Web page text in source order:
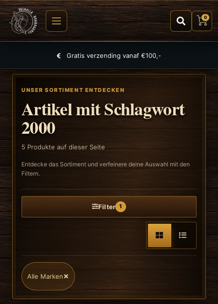
0
Gratis verzending vanaf €100,-
UNSER SORTIMENT ENTDECKEN
Artikel mit Schlagwort
2000
5 Produkte auf dieser Seite
Entdecke das Sortiment und verfeinere deine Auswahl mit den
Filtern.
Filter 1
Alle Marken×